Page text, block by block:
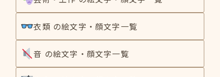
衣類 の絵文字・顔文字一覧
音 の絵文字・顔文字一覧